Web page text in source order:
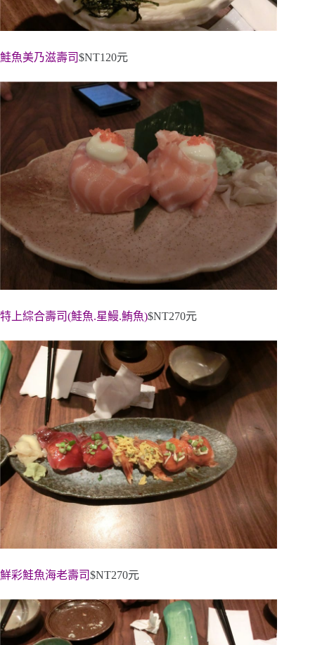
鮭魚美乃滋壽司$NT120元
特上綜合壽司(鮭魚.星鰻.鮪魚)$NT270元
鮮彩鮭魚海老壽司$NT270元